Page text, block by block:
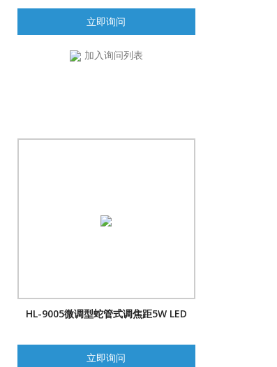
立即询问
加入询问列表
HL-9005微调型蛇管式调焦距5W LED
立即询问